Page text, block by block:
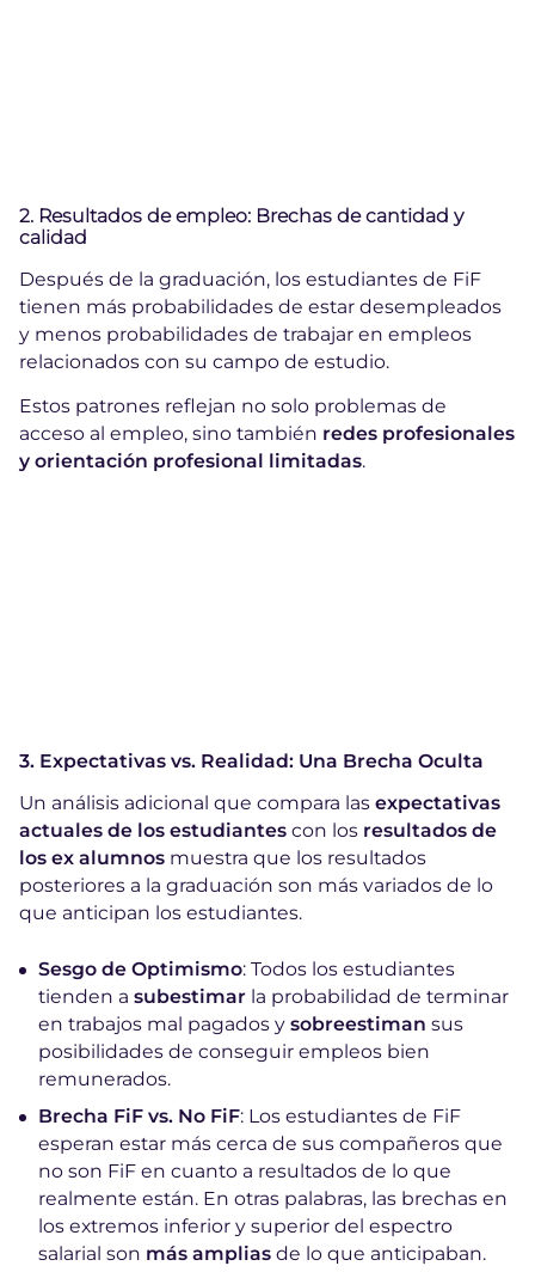
2. Resultados de empleo: Brechas de cantidad y
calidad
Después de la graduación, los estudiantes de FiF
tienen más probabilidades de estar desempleados
y menos probabilidades de trabajar en empleos
relacionados con su campo de estudio.
Estos patrones reflejan no solo problemas de
acceso al empleo, sino también redes profesionales
y orientación profesional limitadas.
3. Expectativas vs. Realidad: Una Brecha Oculta
Un análisis adicional que compara las expectativas
actuales de los estudiantescon los resultados de
los ex alumnosmuestra que los resultados
posteriores a la graduación son más variados de lo
que anticipan los estudiantes.
Sesgo de Optimismo: Todos los estudiantes
tienden a subestimarla probabilidad de terminar
en trabajos mal pagados y sobreestiman sus
posibilidades de conseguir empleos bien
remunerados.
Brecha FiF vs. No FiF: Los estudiantes de FiF
esperan estar más cerca de sus compañeros que
no son FiF en cuanto a resultados de lo que
realmente están. En otras palabras, las brechas en
los extremos inferior y superior del espectro
salarial son más ampliasde lo que anticipaban.